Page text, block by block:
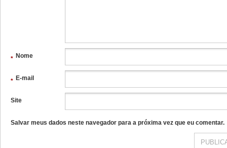
Nome
*
E-mail
*
Site
Salvar meus dados neste navegador para a próxima vez que eu comentar.